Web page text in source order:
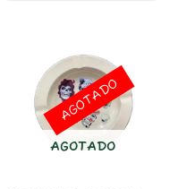
AGOTADO
AGOTADO